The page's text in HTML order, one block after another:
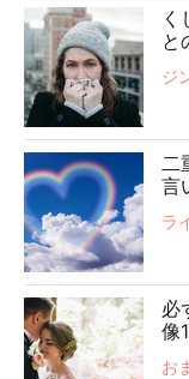
と
ジ
二
言
ラ
必
像
お